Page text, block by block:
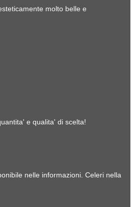
molto belle e
e qualita' di scelta!
nelle informazioni. Celeri nella